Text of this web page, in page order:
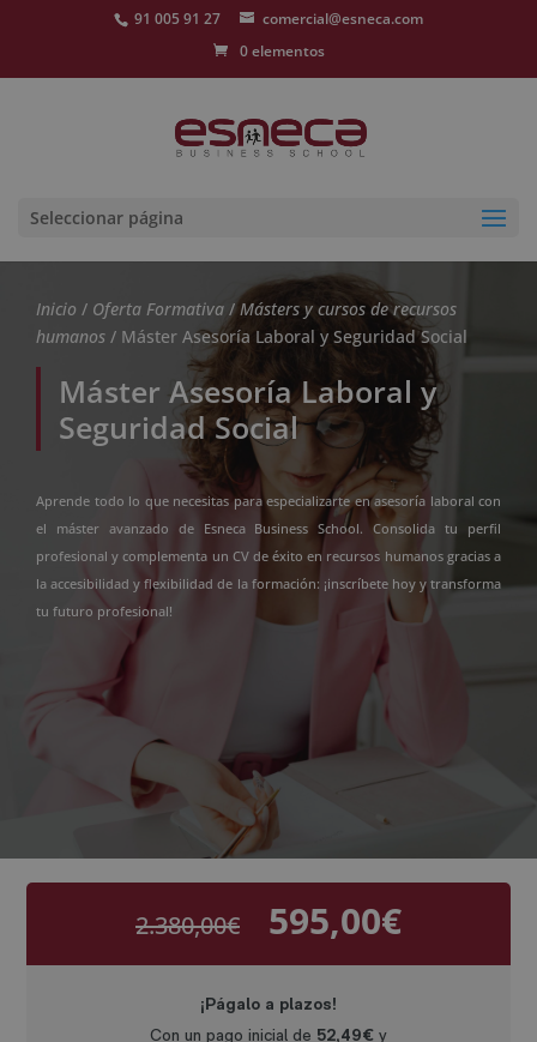
91 005 91 27
comercial@esneca.com
0 elementos
Seleccionar página
Inicio / Oferta Formativa /Másters y cursos de recursos
humanos / Máster Asesoría Laboral y Seguridad Social
Máster Asesoría Laboral y
Seguridad Social
Aprende todo lo que necesitas para especializarte en asesoría laboral con
el máster avanzado de Esneca Business School. Consolida tu perfil
profesional y complementa un CV de éxito en recursos humanos gracias a
la accesibilidad y flexibilidad de la formación: ¡inscríbete hoy y transforma
tu futuro profesional!
2.380,00€
era:
2.380,00€.
595,00€El